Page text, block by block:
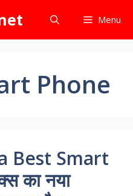
Menu
Phone
Best Smart
का नया